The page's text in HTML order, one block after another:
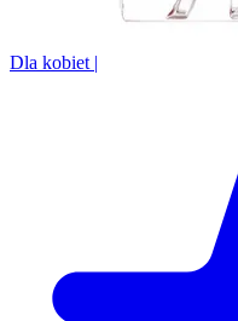
Dla kobiet |